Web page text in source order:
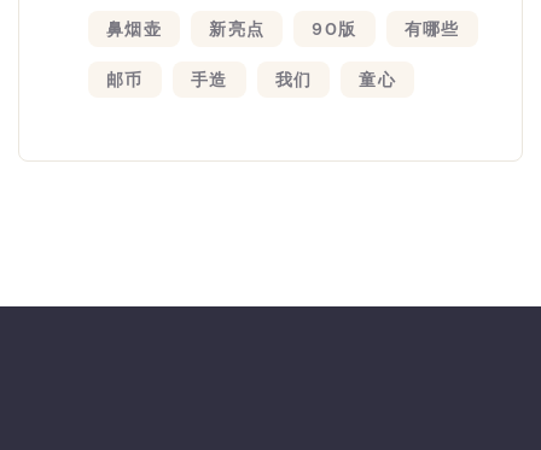
鼻烟壶 新亮点 90版 有哪些
邮币 手造 我们 童心